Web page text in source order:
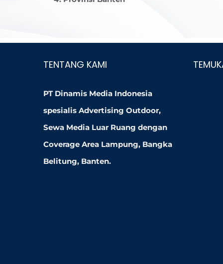
TENTANG KAMI
PT Dinamis Media Indonesia
spesialis Advertising Outdoor,
Sewa Media Luar Ruang dengan
Coverage Area Lampung, Bangka
Belitung, Banten.